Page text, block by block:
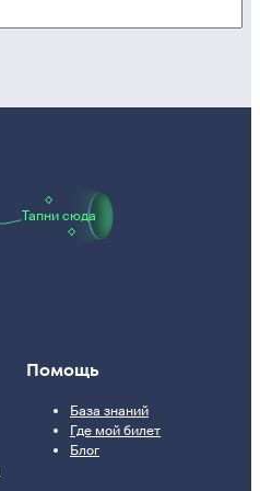
Тапни сюда
Помощь
База знаний
Где мой билет
Блог